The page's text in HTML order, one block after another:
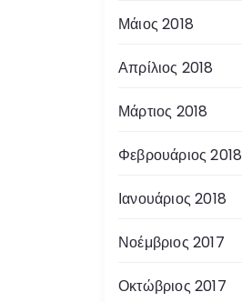
Μάιος 2018
Απρίλιος 2018
Μάρτιος 2018
Φεβρουάριος 2018
Ιανουάριος 2018
Νοέμβριος 2017
Οκτώβριος 2017